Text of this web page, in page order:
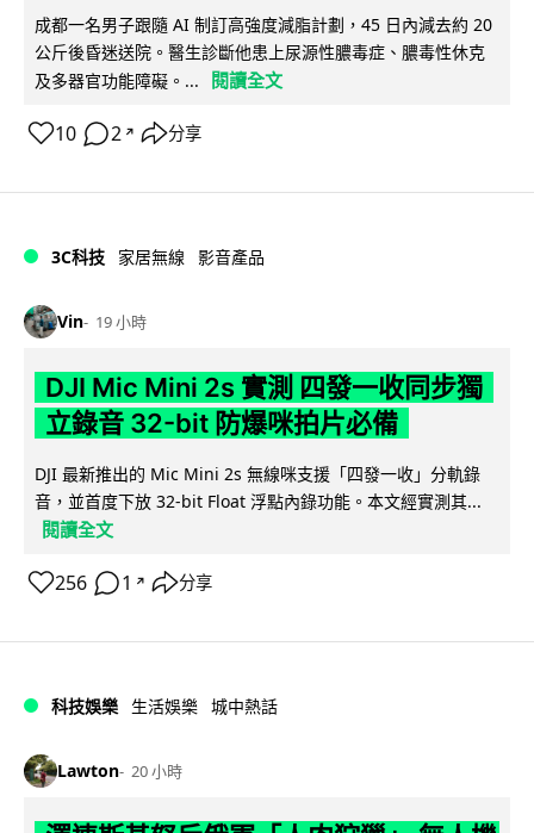
成都一名男子跟隨 AI 制訂高強度減脂計劃，45 日內減去約 20
公斤後昏迷送院。醫生診斷他患上尿源性膿毒症、膿毒性休克
及多器官功能障礙。...
閱讀全文
10 2 ↗ 分享
3C科技 家居無線 影音產品
Vin 19 小時
DJI Mic Mini 2s 實測 四發一收同步獨
立錄音 32-bit 防爆咪拍片必備
DJI 最新推出的 Mic Mini 2s 無線咪支援「四發一收」分軌錄
音，並首度下放 32-bit Float 浮點內錄功能。本文經實測其...
閱讀全文
256 1 ↗ 分享
科技娛樂 生活娛樂 城中熱話
Lawton 20 小時